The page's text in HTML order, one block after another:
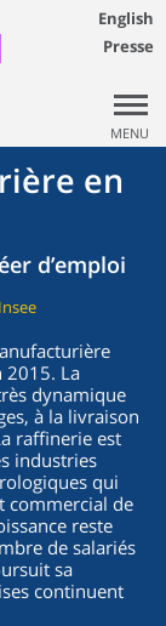
English
Presse
MENU
en
d’emploi
2015. La
dynamique
à la livraison
raffinerie est
industries
qui
commercial de
reste
de salariés
sa
continuent